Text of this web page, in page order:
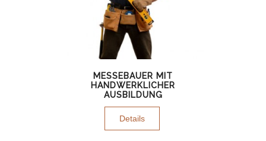
MESSEBAUER MIT
HANDWERKLICHER
AUSBILDUNG
Details